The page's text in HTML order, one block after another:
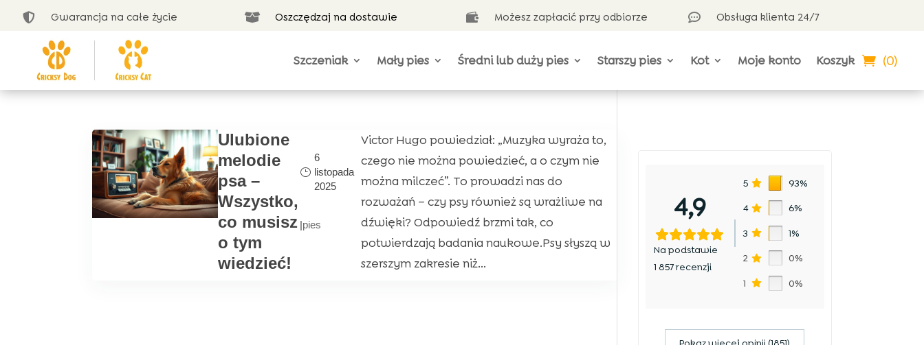
 Gwarancja na całe życie  Oszczędzaj na dostawie  Możesz zapłacić przy odbiorze  Obsługa klienta 24/7
Szczeniak Mały pies Średni lub duży pies Starszy pies Kot Moje konto Koszyk (0)
Ulubione
melodie
psa –
Wszystko,
co musisz
o tym
wiedzieć!
6
listopada
2025
|pies
Victor Hugo powiedział: „Muzyka wyraża to,
czego nie można powiedzieć, a o czym nie
można milczeć”. To prowadzi nas do
rozważań – czy psy również są wrażliwe na
dźwięki? Odpowiedź brzmi tak, co
potwierdzają badania naukowe.Psy słyszą w
szerszym zakresie niż...
4,9
Na podstawie
1 857 recenzji
5 93%
4 6%
3 1%
2 0%
1 0%